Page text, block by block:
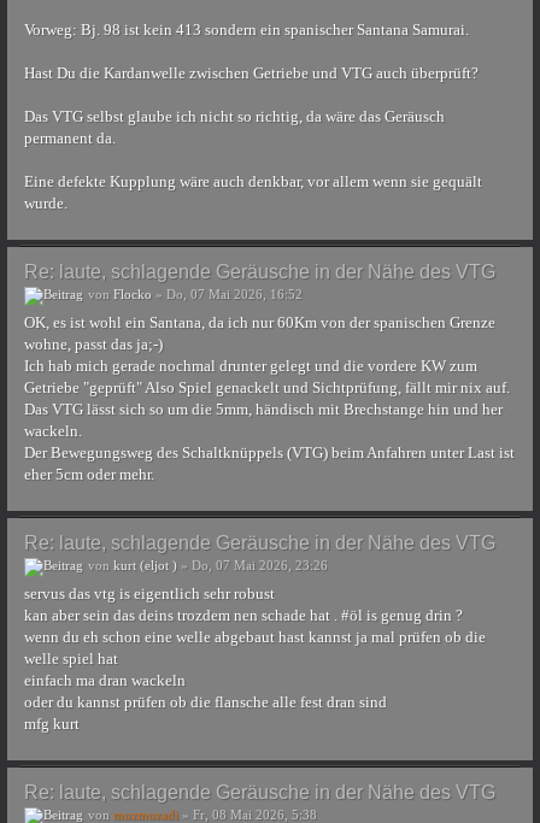
Vorweg: Bj. 98 ist kein 413 sondern ein spanischer Santana Samurai.
Hast Du die Kardanwelle zwischen Getriebe und VTG auch überprüft?
Das VTG selbst glaube ich nicht so richtig, da wäre das Geräusch
permanent da.
Eine defekte Kupplung wäre auch denkbar, vor allem wenn sie gequält
wurde.
Re: laute, schlagende Geräusche in der Nähe des VTG
von Flocko » Do, 07 Mai 2026, 16:52
OK, es ist wohl ein Santana, da ich nur 60Km von der spanischen Grenze
wohne, passt das ja;-)
Ich hab mich gerade nochmal drunter gelegt und die vordere KW zum
Getriebe "geprüft" Also Spiel genackelt und Sichtprüfung, fällt mir nix auf.
Das VTG lässt sich so um die 5mm, händisch mit Brechstange hin und her
wackeln.
Der Bewegungsweg des Schaltknüppels (VTG) beim Anfahren unter Last ist
eher 5cm oder mehr.
Re: laute, schlagende Geräusche in der Nähe des VTG
von kurt (eljot ) » Do, 07 Mai 2026, 23:26
servus das vtg is eigentlich sehr robust
kan aber sein das deins trozdem nen schade hat . #öl is genug drin ?
wenn du eh schon eine welle abgebaut hast kannst ja mal prüfen ob die
welle spiel hat
einfach ma dran wackeln
oder du kannst prüfen ob die flansche alle fest dran sind
mfg kurt
Re: laute, schlagende Geräusche in der Nähe des VTG
von muzmuzadi » Fr, 08 Mai 2026, 5:38